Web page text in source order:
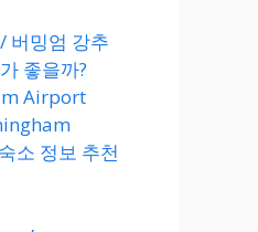
버밍엄 강추
좋을까?
Airport
소 정보 추천